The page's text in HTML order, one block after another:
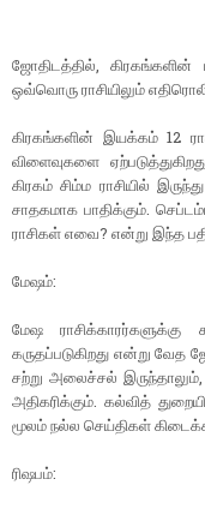
ஜோதிடத்தில்,
ஒவ்வொரு ராசியிலும்
கிரகங்களின் இயக்கம் 12
விளைவுகளை
கிரகம் சிம்ம ராசியில்
சாதகமாக பாதிக்கும்.
ராசிகள் எவை? என்று இந்த
மேஷம்:
மேஷ ராசிக்காரர்களுக்கு
கருதப்படுகிறது என்று வேத
சற்று அலைச்சல்
அதிகரிக்கும். கல்வித்
மூலம் நல்ல செய்திகள்
ரிஷபம்: